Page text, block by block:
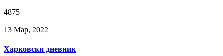
4875
13 Мар, 2022
Харковски дневник